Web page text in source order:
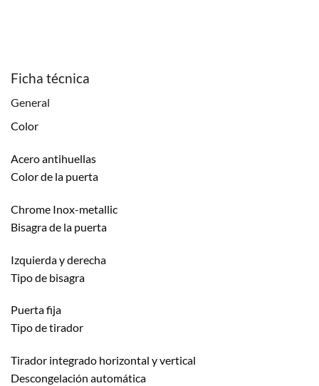
Ficha técnica
General
Color
Acero antihuellas
Color de la puerta
Chrome Inox-metallic
Bisagra de la puerta
Izquierda y derecha
Tipo de bisagra
Puerta fija
Tipo de tirador
Tirador integrado horizontal y vertical
Descongelación automática